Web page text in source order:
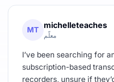
MT michelleteaches
معلّم
I’ve been searching for
subscription-based
recorders, unsure if